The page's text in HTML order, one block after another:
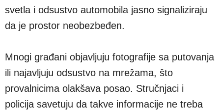
svetla i odsustvo automobila jasno signaliziraju
da je prostor neobezbeđen.
Mnogi građani objavljuju fotografije sa putovanja
ili najavljuju odsustvo na mrežama, što
provalnicima olakšava posao. Stručnjaci i
policija savetuju da takve informacije ne treba